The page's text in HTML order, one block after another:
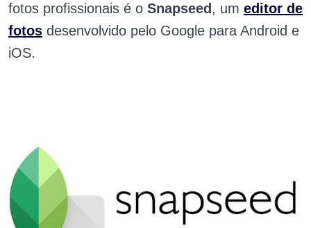
fotos profissionais é o Snapseed, um editor de
fotos desenvolvido pelo Google para Android e
iOS.